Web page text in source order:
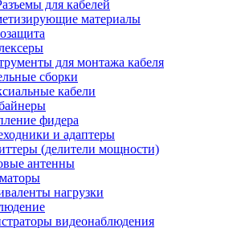
для кабелей
материалы
для монтажа кабеля
сборки
кабели
фидера
и адаптеры
(делители мощности)
антенны
нагрузки
видеонаблюдения